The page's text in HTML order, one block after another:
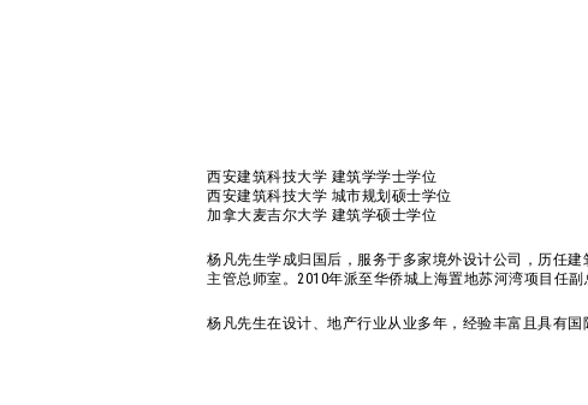
西安建筑科技大学 建筑学学士学位
西安建筑科技大学 城市规划硕士学位
加拿大麦吉尔大学 建筑学硕士学位
杨凡先生学成归国后，服务于多家境外设计公司，历任
主管总师室。2010年派至华侨城上海置地苏河湾项目任副
杨凡先生在设计、地产行业从业多年，经验丰富且具有国